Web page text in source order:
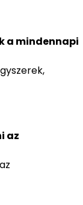
a mindennapi
az